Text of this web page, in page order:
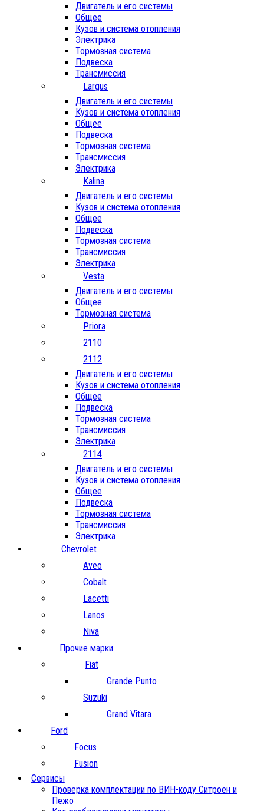
Двигатель и его системы
Общее
Кузов и система отопления
Электрика
Тормозная система
Подвеска
Трансмиссия
Largus
Двигатель и его системы
Кузов и система отопления
Общее
Подвеска
Тормозная система
Трансмиссия
Электрика
Kalina
Двигатель и его системы
Кузов и система отопления
Общее
Подвеска
Тормозная система
Трансмиссия
Электрика
Vesta
Двигатель и его системы
Общее
Тормозная система
Priora
2110
2112
Двигатель и его системы
Кузов и система отопления
Общее
Подвеска
Тормозная система
Трансмиссия
Электрика
2114
Двигатель и его системы
Кузов и система отопления
Общее
Подвеска
Тормозная система
Трансмиссия
Электрика
Chevrolet
Aveo
Cobalt
Lacetti
Lanos
Niva
Прочие марки
Fiat
Grande Punto
Suzuki
Grand Vitara
Ford
Focus
Fusion
Сервисы
Проверка комплектации по ВИН-коду Ситроен и
Пежо